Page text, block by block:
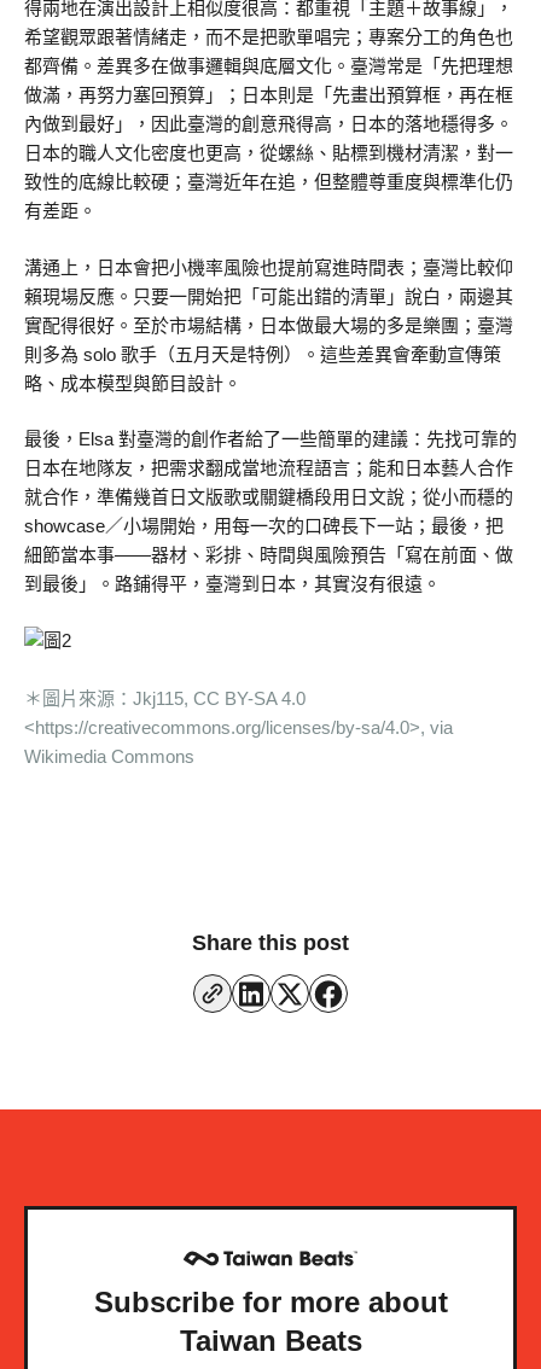
得兩地在演出設計上相似度很高：都重視「主題＋故事線」，
希望觀眾跟著情緒走，而不是把歌單唱完；專案分工的角色也
都齊備。差異多在做事邏輯與底層文化。臺灣常是「先把理想
做滿，再努力塞回預算」；日本則是「先畫出預算框，再在框
內做到最好」，因此臺灣的創意飛得高，日本的落地穩得多。
日本的職人文化密度也更高，從螺絲、貼標到機材清潔，對一
致性的底線比較硬；臺灣近年在追，但整體尊重度與標準化仍
有差距。
溝通上，日本會把小機率風險也提前寫進時間表；臺灣比較仰
賴現場反應。只要一開始把「可能出錯的清單」說白，兩邊其
實配得很好。至於市場結構，日本做最大場的多是樂團；臺灣
則多為 solo 歌手（五月天是特例）。這些差異會牽動宣傳策
略、成本模型與節目設計。
最後，Elsa 對臺灣的創作者給了一些簡單的建議：先找可靠的
日本在地隊友，把需求翻成當地流程語言；能和日本藝人合作
就合作，準備幾首日文版歌或關鍵橋段用日文說；從小而穩的
showcase／小場開始，用每一次的口碑長下一站；最後，把
細節當本事——器材、彩排、時間與風險預告「寫在前面、做
到最後」。路鋪得平，臺灣到日本，其實沒有很遠。
＊圖片來源：Jkj115, CC BY-SA 4.0
<https://creativecommons.org/licenses/by-sa/4.0>, via
Wikimedia Commons
Share this post
Subscribe for more about
Taiwan Beats